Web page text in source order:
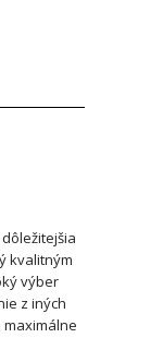
kvalitným
výber
z iných